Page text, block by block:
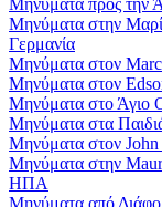
Μηνύματα στην
Γερμανία
Μηνύματα στον
Μηνύματα στον
Μηνύματα στο Άγιο
Μηνύματα στα
Μηνύματα στον
Μηνύματα στην
ΗΠΑ
Μηνύματα από